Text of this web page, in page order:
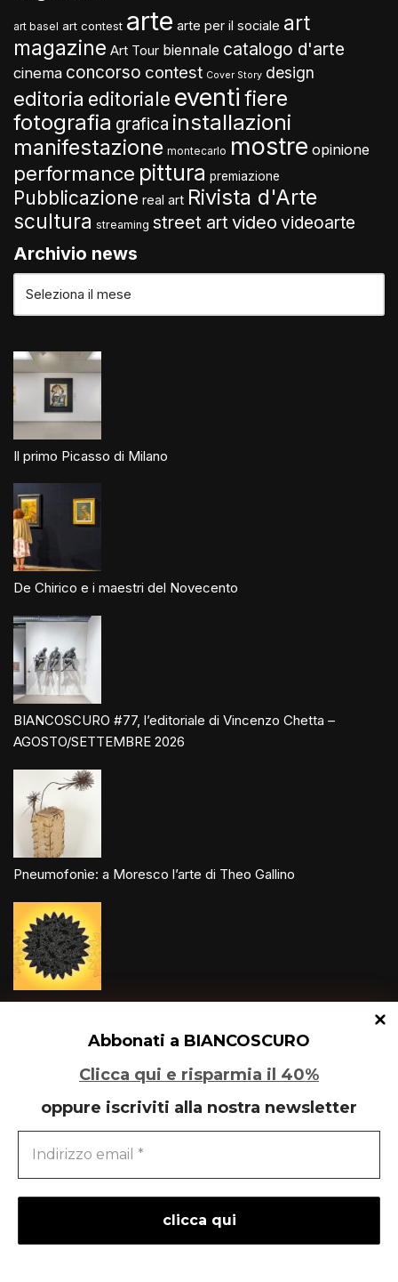
Abbonati a BIANCOSCURO
Clicca qui e risparmia il 40%
oppure iscriviti alla nostra newsletter
art basel art contest arte arte per il sociale art
magazine Art Tour biennale catalogo d'arte
cinema concorso contest Cover Story design
editoria editoriale eventi fiere
fotografia grafica installazioni
manifestazione montecarlo mostre opinione
performance pittura premiazione
Pubblicazione real art Rivista d'Arte
scultura streaming street art video videoarte
Archivio news
Il primo Picasso di Milano
De Chirico e i maestri del Novecento
BIANCOSCURO #77, l’editoriale di Vincenzo Chetta –
AGOSTO/SETTEMBRE 2026
Pneumofonìe: a Moresco l’arte di Theo Gallino
Un glitch quantico tra Varese e Maleo
liberementi
- idee per la comunicazione
Neve| Powered byWordPress